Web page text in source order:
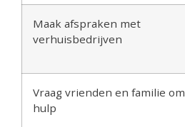
Maak afspraken met
verhuisbedrijven
Vraag vrienden en familie om
hulp